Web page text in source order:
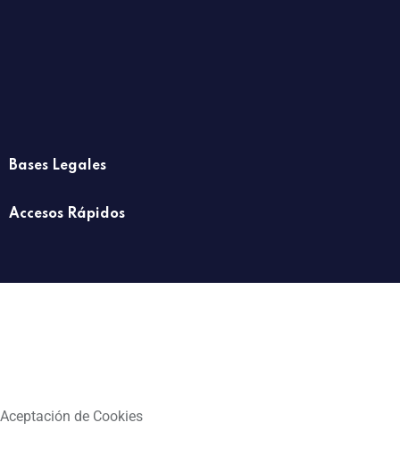
Bases Legales
Accesos Rápidos
Aceptación de Cookies